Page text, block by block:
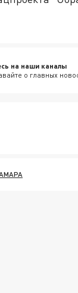
на наши каналы
о главных